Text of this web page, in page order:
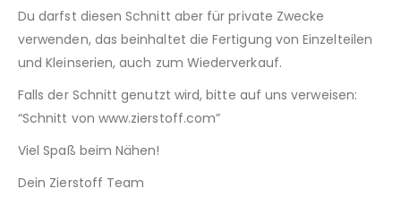
Du darfst diesen Schnitt aber für private Zwecke
verwenden, das beinhaltet die Fertigung von Einzelteilen
und Kleinserien, auch zum Wiederverkauf.
Falls der Schnitt genutzt wird, bitte auf uns verweisen:
“Schnitt von www.zierstoff.com”
Viel Spaß beim Nähen!
Dein Zierstoff Team